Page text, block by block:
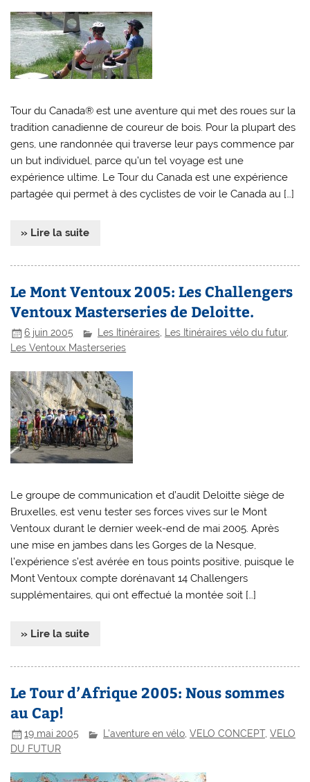
Tour du Canada® est une aventure qui met des roues sur la
tradition canadienne de coureur de bois. Pour la plupart des
gens, une randonnée qui traverse leur pays commence par
un but individuel, parce qu’un tel voyage est une
expérience ultime. Le Tour du Canada est une expérience
partagée qui permet à des cyclistes de voir le Canada au […]
» Lire la suite
Le Mont Ventoux 2005: Les Challengers
Ventoux Masterseries de Deloitte.
6 juin 2005 Les Itinéraires, Les Itinéraires vélo du futur,
Les Ventoux Masterseries
Le groupe de communication et d’audit Deloitte siège de
Bruxelles, est venu tester ses forces vives sur le Mont
Ventoux durant le dernier week-end de mai 2005. Après
une mise en jambes dans les Gorges de la Nesque,
l’expérience s’est avérée en tous points positive, puisque le
Mont Ventoux compte dorénavant 14 Challengers
supplémentaires, qui ont effectué la montée soit […]
» Lire la suite
Le Tour d’Afrique 2005: Nous sommes
au Cap!
19 mai 2005 L'aventure en vélo ,VELO CONCEPT,VELO
DU FUTUR